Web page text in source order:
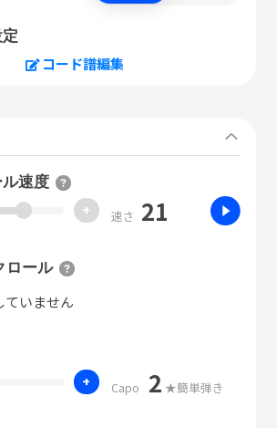
コード譜編集
速度
+ 速さ 21
ロール
ていません
+ Capo 2 ★簡単弾き